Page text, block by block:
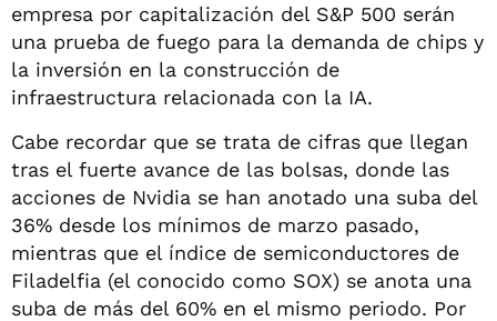
empresa por capitalización del S&P 500 serán
una prueba de fuego para la demanda de chips y
la inversión en la construcción de
infraestructura relacionada con la IA.
Cabe recordar que se trata de cifras que llegan
tras el fuerte avance de las bolsas, donde las
acciones de Nvidia se han anotado una suba del
36% desde los mínimos de marzo pasado,
mientras que el índice de semiconductores de
Filadelfia (el conocido como SOX) se anota una
suba de más del 60% en el mismo periodo. Por